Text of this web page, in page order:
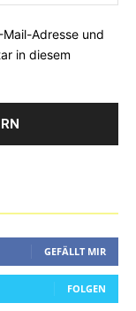
Adresse und
in diesem
GEFÄLLT MIR
FOLGEN